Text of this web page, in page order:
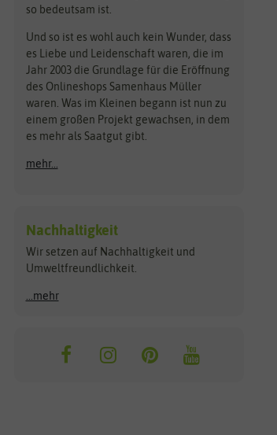
so bedeutsam ist.
Und so ist es wohl auch kein Wunder, dass
es Liebe und Leidenschaft waren, die im
Jahr 2003 die Grundlage für die Eröffnung
des Onlineshops Samenhaus Müller
waren. Was im Kleinen begann ist nun zu
einem großen Projekt gewachsen, in dem
es mehr als Saatgut gibt.
mehr...
Nachhaltigkeit
Wir setzen auf Nachhaltigkeit und
Umweltfreundlichkeit.
...mehr